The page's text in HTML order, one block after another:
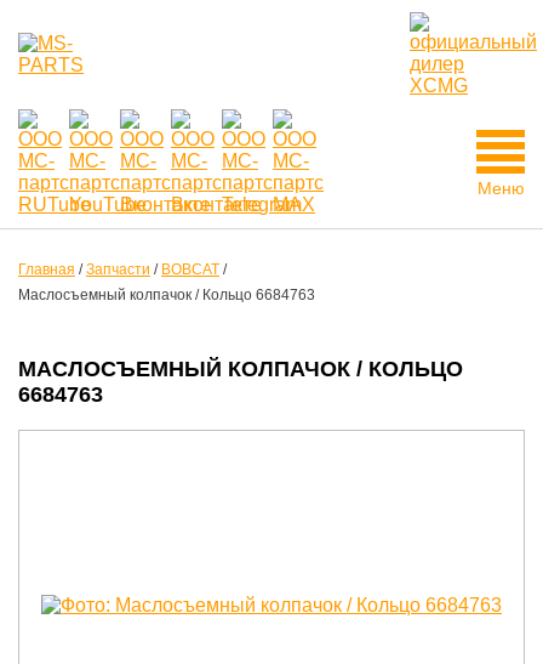
Меню
Главная /Запчасти / BOBCAT /
Маслосъемный колпачок / Кольцо 6684763
МАСЛОСЪЕМНЫЙ КОЛПАЧОК / КОЛЬЦО
6684763